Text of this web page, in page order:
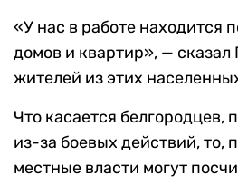
«У нас в работе находится
домов и квартир», — сказал
жителей из этих
Что касается белгородцев,
из-за боевых действий, то,
местные власти могут